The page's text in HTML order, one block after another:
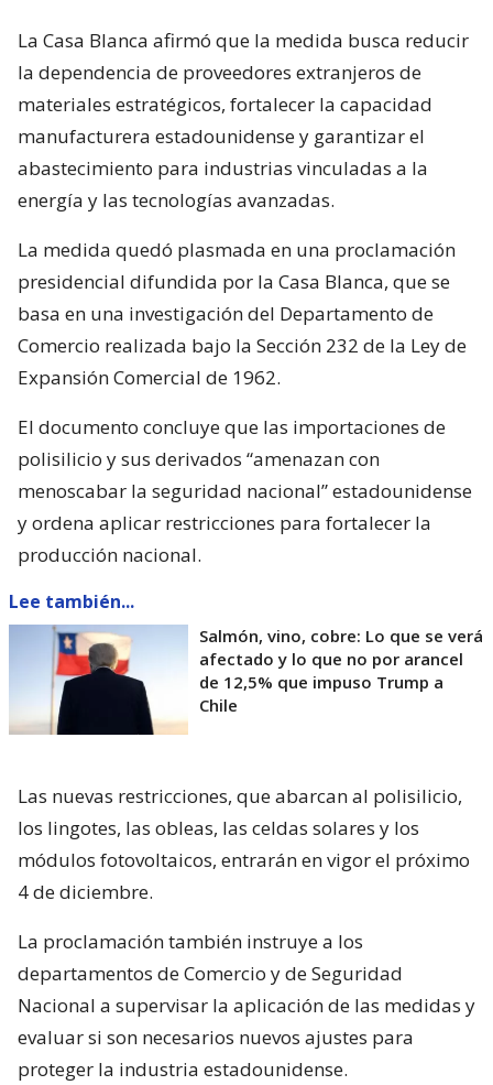
La Casa Blanca afirmó que la medida busca reducir
la dependencia de proveedores extranjeros de
materiales estratégicos, fortalecer la capacidad
manufacturera estadounidense y garantizar el
abastecimiento para industrias vinculadas a la
energía y las tecnologías avanzadas.
La medida quedó plasmada en una proclamación
presidencial difundida por la Casa Blanca, que se
basa en una investigación del Departamento de
Comercio realizada bajo la Sección 232 de la Ley de
Expansión Comercial de 1962.
El documento concluye que las importaciones de
polisilicio y sus derivados “amenazan con
menoscabar la seguridad nacional” estadounidense
y ordena aplicar restricciones para fortalecer la
producción nacional.
Lee también...
Salmón, vino, cobre: Lo que se verá
afectado y lo que no por arancel
de 12,5% que impuso Trump a
Chile
Las nuevas restricciones, que abarcan al polisilicio,
los lingotes, las obleas, las celdas solares y los
módulos fotovoltaicos, entrarán en vigor el próximo
4 de diciembre.
La proclamación también instruye a los
departamentos de Comercio y de Seguridad
Nacional a supervisar la aplicación de las medidas y
evaluar si son necesarios nuevos ajustes para
proteger la industria estadounidense.